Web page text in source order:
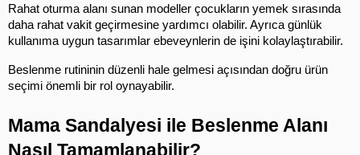
Rahat oturma alanı sunan modeller çocukların yemek sırasında
daha rahat vakit geçirmesine yardımcı olabilir. Ayrıca günlük
kullanıma uygun tasarımlar ebeveynlerin de işini kolaylaştırabilir.
Beslenme rutininin düzenli hale gelmesi açısından doğru ürün
seçimi önemli bir rol oynayabilir.
Mama Sandalyesi ile Beslenme Alanı
Nasıl Tamamlanabilir?